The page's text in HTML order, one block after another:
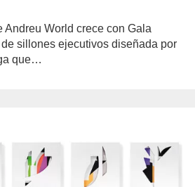
Andreu World crece con Gala
sillones ejecutivos diseñada por
que…